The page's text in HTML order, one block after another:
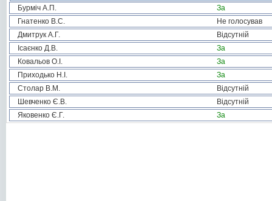
Бурміч А.П.
За
Гнатенко В.С.
Не голосував
Дмитрук А.Г.
Відсутній
Ісаєнко Д.В.
За
Ковальов О.І.
За
Приходько Н.І.
За
Столар В.М.
Відсутній
Шевченко Є.В.
Відсутній
Яковенко Є.Г.
За